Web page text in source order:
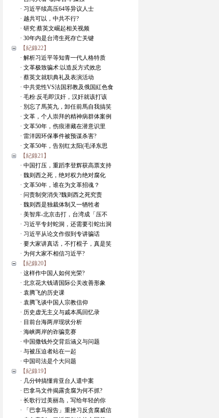
· 习近平续高压64等异议人士
· 越共可以，中共不行?
· 研究:蔡英文崛起相关视频
· 30年内是台湾生死存亡关键
【紀錄22】
· 解析习近平等知青一代人格特质
· 文革极致骗术:以造反方式效忠
· 蔡英文就职典礼及表演活动
· 中共党性VS法国邪教及俄国紅色食
· 毛粉:反毛即汉奸，汉奸就该打该
· 別忘了馬英九，卸任前馬自我搞笑
· 文革，个人崇拜的精神病群体案例
· 文革50年，伤痕潜藏在潜意识里
· 雷洋因环保事件被预谋杀害?
· 文革50年，告别红太阳(毛泽东思
【紀錄21】
· 中国打压，重蹈李登辉获高票支持
· 魏则西之死，绝对权力绝对腐化
· 文革50年，谁在为文革招魂？
· 问责制突消失?魏则西之死究责
· 魏则西是独裁体制又一牺牲者
· 美智库-北京击打，台湾成「压不
· 习近平专封蛇洞，还需要引蛇出洞
· 习近平从论文作假到专讲骗话
· 要大家讲真话，不打棍子，真是笑
· 为何大家不相信习近平?
【紀錄20】
· 这样作中国人如何光荣?
· 北京花大钱请国际公关改善形象
· 袁腾飞的历史课
· 袁腾飞谈中国人宗教信仰
· 历史虚无主义与戚本禹回忆录
· 目前台海两岸现状分析
· 海峡两岸的诈骗竞赛
· 中国撒钱外交背后涵义与问题
· 与被压迫者站在一起
· 中国司法是个大问题
【紀錄19】
· 几分钟搞懂肯亚台人遣中案
· 巴拿马文件揭露贪腐为何不抓?
· 长歌行过美丽岛，写给年轻的你
· 「巴拿马报告」重挫习反贪腐威信